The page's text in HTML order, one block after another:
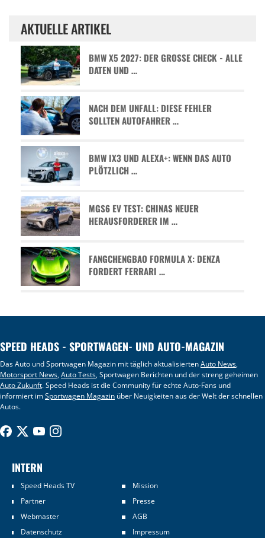
AKTUELLE ARTIKEL
BMW X5 2027: DER GROSSE CHECK - ALLE D
ATEN UND …
NACH DEM UNFALL: DIESE FEHLER
SOLLTEN AUTOFAHRER …
BMW IX3 UND ALEXA+: WENN DAS AUTO
PLÖTZLICH …
MGS6 EV TEST: CHINAS NEUER
HERAUSFORDERER IM …
FANGCHENGBAO FORMULA X: DENZA
FORDERT FERRARI …
SPEED HEADS - SPORTWAGEN- UND AUTO-MAGAZIN
Das Auto und Sportwagen Magazin mit täglich aktualisiertenAuto News,
Motorsport News,Auto Tests, Sportwagen Berichten und der streng geheimen
Auto Zukunft. Speed Heads ist die Community für echte Auto-Fans und
informiert imSportwagen Magazin über Neuigkeiten aus der Welt der schnellen
Autos.
INTERN
Speed Heads TV
Mission
Partner
Presse
Webmaster
AGB
Datenschutz
Impressum